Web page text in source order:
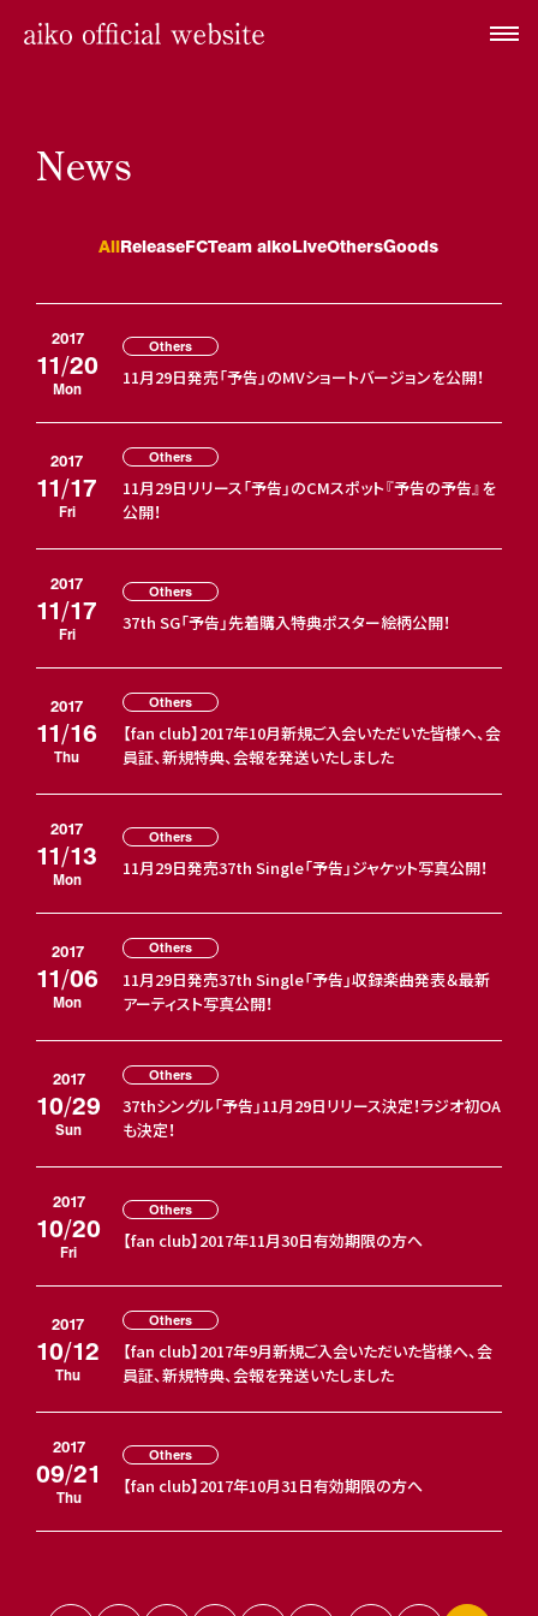
News
AllReleaseFCTeam aikoLiveOthersGoods
2017
11/20
Mon
Others
11月29日発売「予告」のMVショートバージョンを公開！
2017
11/17
Fri
Others
11月29日リリース「予告」のCMスポット『予告の予告』を
公開！
2017
11/17
Fri
Others
37th SG「予告」先着購入特典ポスター絵柄公開！
2017
11/16
Thu
Others
【fan club】2017年10月新規ご入会いただいた皆様へ、会
員証、新規特典、会報を発送いたしました
2017
11/13
Mon
Others
11月29日発売37th Single「予告」ジャケット写真公開！
2017
11/06
Mon
Others
11月29日発売37th Single「予告」収録楽曲発表＆最新
アーティスト写真公開！
2017
10/29
Sun
Others
37thシングル「予告」11月29日リリース決定！ラジオ初OA
も決定！
2017
10/20
Fri
Others
【fan club】2017年11月30日有効期限の方へ
2017
10/12
Thu
Others
【fan club】2017年9月新規ご入会いただいた皆様へ、会
員証、新規特典、会報を発送いたしました
2017
09/21
Thu
Others
【fan club】2017年10月31日有効期限の方へ